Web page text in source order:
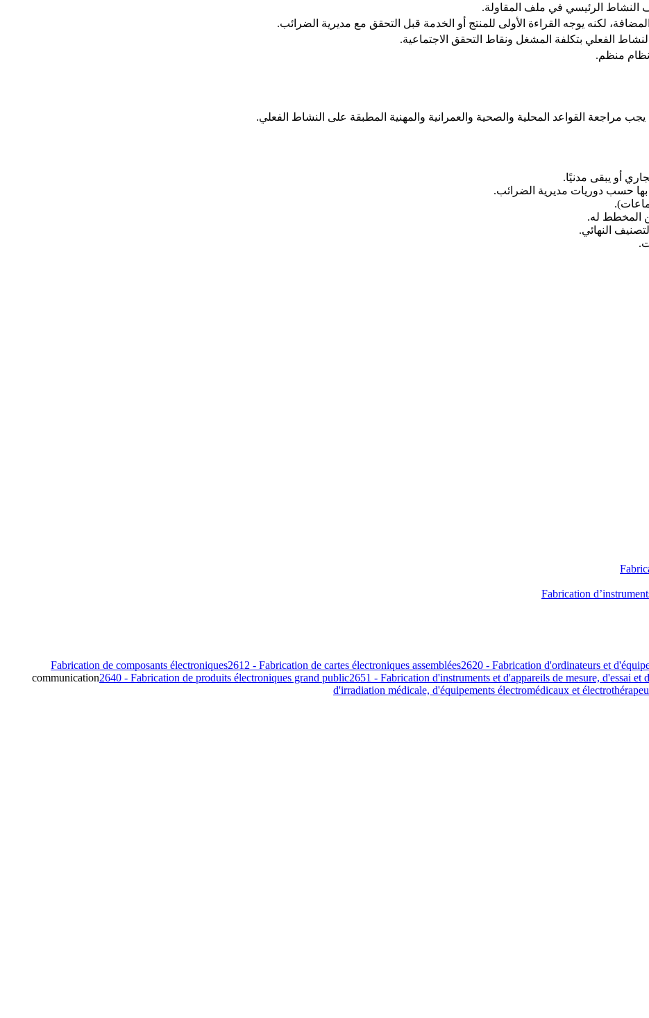
لكنه يوجه القراءة الأولى للمنتج أو الخدمة قبل التحقق مع مديرية الضرائب.
الفعلي بتكلفة المشغل ونقاط التحقق الاجتماعية.
منظم.
مراجعة القواعد المحلية والصحية والعمرانية والمهنية المطبقة على النشاط الفعلي.
أو يبقى مدنيًا.
النهائي.
2612 - Fabrication de cartes électroniques assemblées2620 - Fabrication d'ordinateurs et
communication2640 - Fabrication de produits électroniques grand public2651 - Fabrication d'instruments et d'appareils de mesure, d'essai et
d'irradiation médicale, d'équipements électromédicaux et